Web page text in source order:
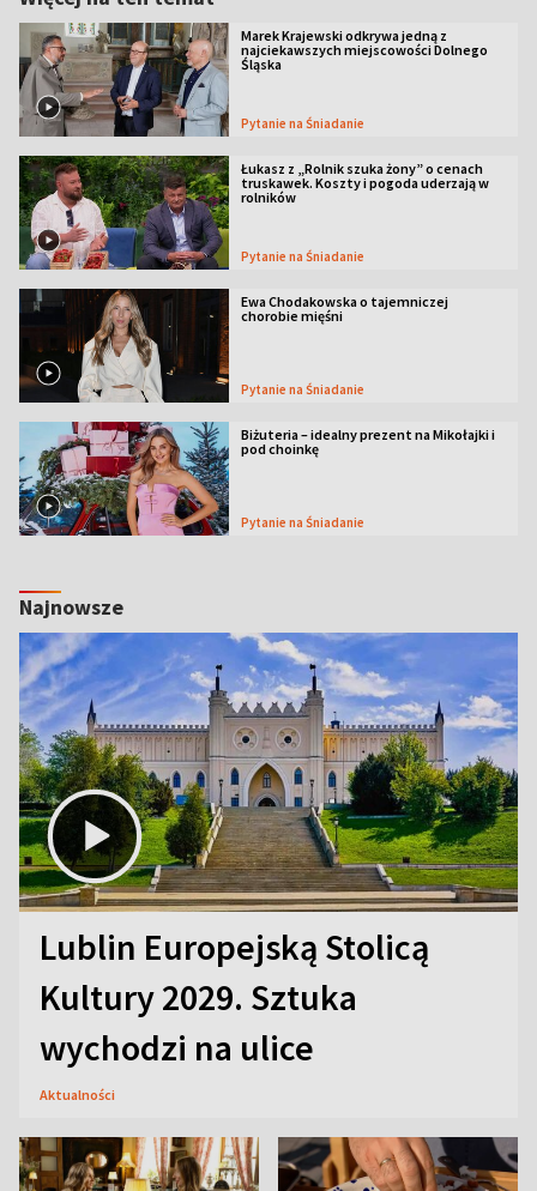
Marek Krajewski odkrywa jedną z
najciekawszych miejscowości Dolnego
Śląska
Pytanie na Śniadanie
Łukasz z „Rolnik szuka żony” o cenach
truskawek. Koszty i pogoda uderzają w
rolników
Pytanie na Śniadanie
Ewa Chodakowska o tajemniczej
chorobie mięśni
Pytanie na Śniadanie
Biżuteria – idealny prezent na Mikołajki i
pod choinkę
Pytanie na Śniadanie
Najnowsze
Lublin Europejską Stolicą
Kultury 2029. Sztuka
wychodzi na ulice
Aktualności